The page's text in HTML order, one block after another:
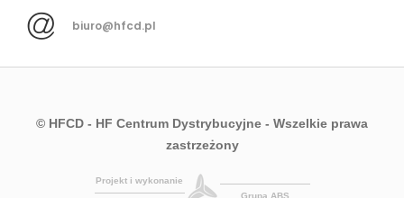
biuro@hfcd.pl
© HFCD - HF Centrum Dystrybucyjne - Wszelkie prawa
zastrzeżony
Projekt i wykonanie
Grupa ABS